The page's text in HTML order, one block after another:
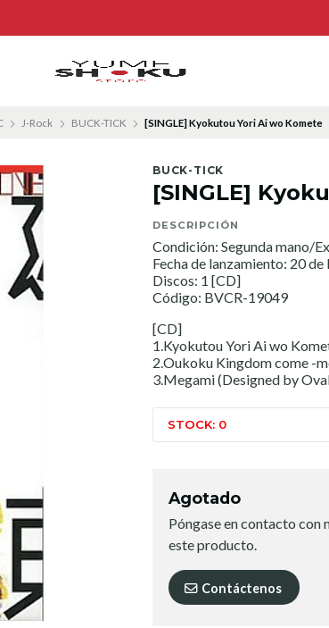
J-Rock BUCK-TICK [SINGLE] Kyokutou Yori Ai wo Komete
BUCK-TICK
[SINGLE]
DESCRIPCIÓN
Condición: Segunda mano/
Fecha de lanzamiento: 20
Discos: 1 [CD]
Código: BVCR-19049
[CD]
1.Kyokutou Yori Ai wo
2.Oukoku Kingdom come -
3.Megami (Designed by
STOCK: 0
Agotado
Póngase en contacto con
este producto.
Contáctenos